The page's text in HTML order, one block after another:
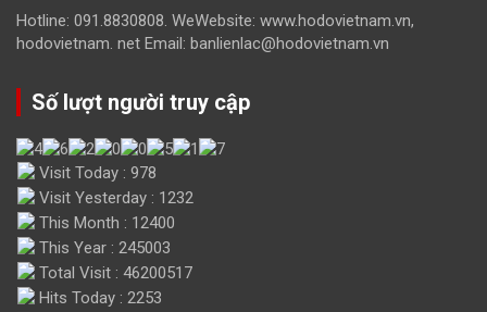
Hotline: 091.8830808. WeWebsite: www.hodovietnam.vn,
hodovietnam. net Email: banlienlac@hodovietnam.vn
Số lượt người truy cập
Visit Today : 978
Visit Yesterday : 1232
This Month : 12400
This Year : 245003
Total Visit : 46200517
Hits Today : 2253